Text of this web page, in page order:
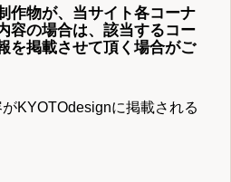
作物が、当サイト各コーナ
容の場合は、該当するコー
を掲載させて頂く場合がご
KYOTOdesignに掲載される